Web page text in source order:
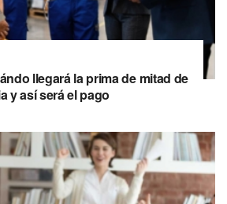
llegará la prima de mitad de
y así será el pago